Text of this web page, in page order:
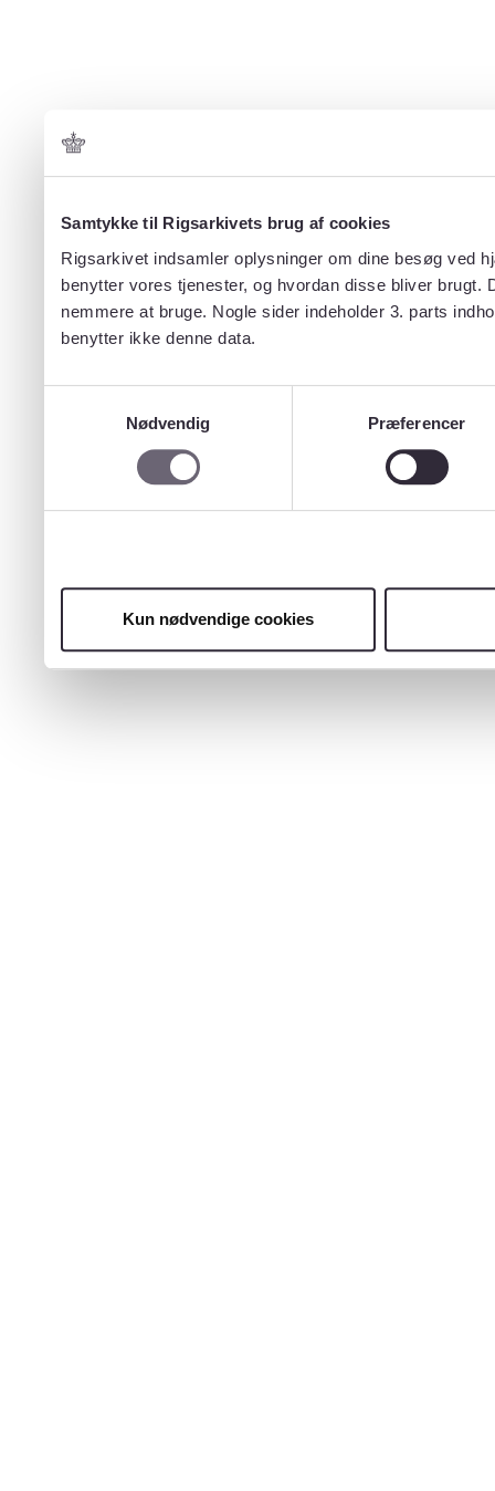
Samtykke til Rigsarkivets brug af cookies
Rigsarkivet indsamler oplysninger om dine besøg ved
benytter vores tjenester, og hvordan disse bliver
nemmere at bruge. Nogle sider indeholder 3. parts
benytter ikke denne data.
Nødvendig
Præferencer
Kun nødvendige cookies